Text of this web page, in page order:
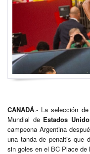
CANADÁ.- La selección de
Mundial de Estados
campeona Argentina
una tanda de penaltis que
sin goles en el BC Place de